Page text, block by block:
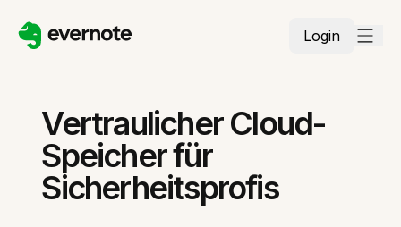
Login
Vertraulicher Cloud-
Speicher für
Sicherheitsprofis